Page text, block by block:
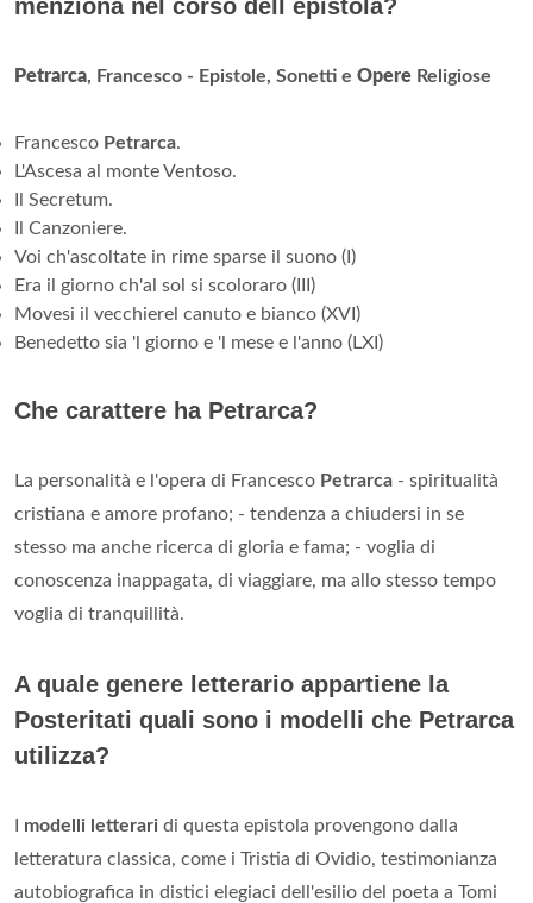
menziona nel corso dell epistola?
Petrarca, Francesco - Epistole, Sonetti e Opere Religiose
Francesco Petrarca.
L'Ascesa al monte Ventoso.
Il Secretum.
Il Canzoniere.
Voi ch'ascoltate in rime sparse il suono (I)
Era il giorno ch'al sol si scoloraro (III)
Movesi il vecchierel canuto e bianco (XVI)
Benedetto sia 'l giorno e 'l mese e l'anno (LXI)
Che carattere ha Petrarca?
La personalità e l'opera di Francesco Petrarca - spiritualità
cristiana e amore profano; - tendenza a chiudersi in se
stesso ma anche ricerca di gloria e fama; - voglia di
conoscenza inappagata, di viaggiare, ma allo stesso tempo
voglia di tranquillità.
A quale genere letterario appartiene la
Posteritati quali sono i modelli che Petrarca
utilizza?
modelli letterari di questa epistola provengono dalla
letteratura classica, come i Tristia di Ovidio, testimonianza
autobiografica in distici elegiaci dell'esilio del poeta a Tomi